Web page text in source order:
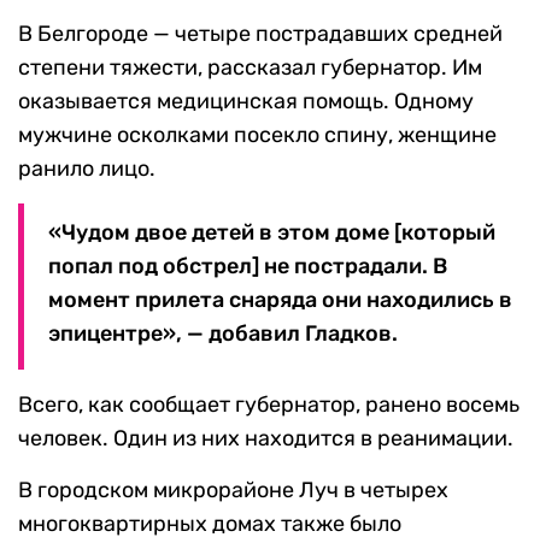
В Белгороде — четыре пострадавших средней
степени тяжести, рассказал губернатор. Им
оказывается медицинская помощь. Одному
мужчине осколками посекло спину, женщине
ранило лицо.
«Чудом двое детей в этом доме [который
попал под обстрел] не пострадали. В
момент прилета снаряда они находились в
эпицентре», — добавил Гладков.
Всего, как сообщает губернатор, ранено восемь
человек. Один из них находится в реанимации.
В городском микрорайоне Луч в четырех
многоквартирных домах также было